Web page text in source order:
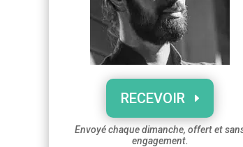
RECEVOIR
Envoyé chaque dimanche, offert et
engagement.